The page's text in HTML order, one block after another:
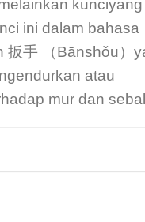
ini dalam bahasa
扳手 （Bānshǒu）
atau
mur dan